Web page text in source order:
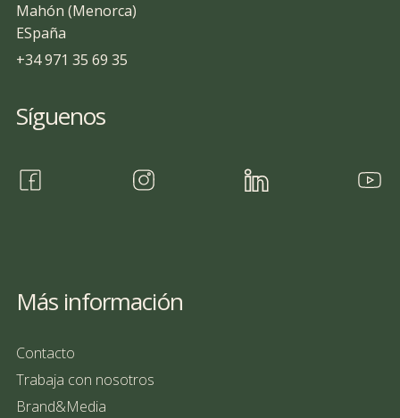
Mahón (Menorca)
ESpaña
+34 971 35 69 35
Síguenos
Más información
Contacto
Trabaja con nosotros
Brand&Media